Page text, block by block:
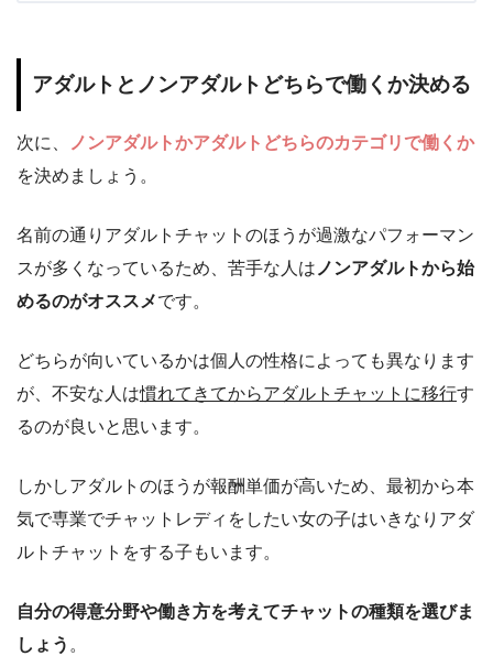
アダルトとノンアダルトどちらで働くか決める
次に、
ノンアダルトかアダルトどちらのカテゴリで働くか
を決めましょう。
名前の通りアダルトチャットのほうが過激なパフォーマン
スが多くなっているため、苦手な人は ノンアダルトから始
めるのがオススメです。
どちらが向いているかは個人の性格によっても異なります
が、不安な人は慣れてきてからアダルトチャットに移行す
るのが良いと思います。
しかしアダルトのほうが報酬単価が高いため、最初から本
気で専業でチャットレディをしたい女の子はいきなりアダ
ルトチャットをする子もいます。
自分の得意分野や働き方を考えてチャットの種類を選びま
しょう 。